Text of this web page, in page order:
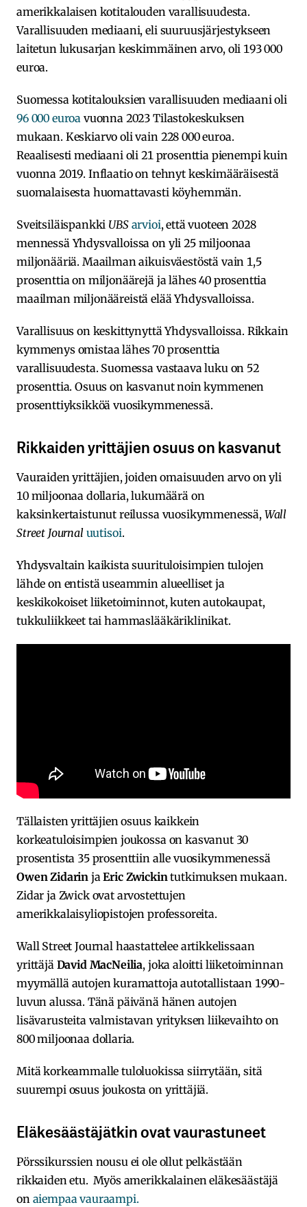
amerikkalaisen kotitalouden varallisuudesta.
Varallisuuden mediaani, eli suuruusjärjestykseen
laitetun lukusarjan keskimmäinen arvo, oli 193 000
euroa.
Suomessa kotitalouksien varallisuuden mediaani oli
96 000 euroa vuonna 2023 Tilastokeskuksen
mukaan. Keskiarvo oli vain 228 000 euroa.
Reaalisesti mediaani oli 21 prosenttia pienempi kuin
vuonna 2019. Inflaatio on tehnyt keskimääräisestä
suomalaisesta huomattavasti köyhemmän.
Sveitsiläispankki UBS arvioi, että vuoteen 2028
mennessä Yhdysvalloissa on yli 25 miljoonaa
miljonääriä. Maailman aikuisväestöstä vain 1,5
prosenttia on miljonäärejä ja lähes 40 prosenttia
maailman miljonääreistä elää Yhdysvalloissa.
Varallisuus on keskittynyttä Yhdysvalloissa. Rikkain
kymmenys omistaa lähes 70 prosenttia
varallisuudesta. Suomessa vastaava luku on 52
prosenttia. Osuus on kasvanut noin kymmenen
prosenttiyksikköä vuosikymmenessä.
Rikkaiden yrittäjien osuus on kasvanut
Vauraiden yrittäjien, joiden omaisuuden arvo on yli
10 miljoonaa dollaria, lukumäärä on
kaksinkertaistunut reilussa vuosikymmenessä, Wall
Street Journal uutisoi.
Yhdysvaltain kaikista suurituloisimpien tulojen
lähde on entistä useammin alueelliset ja
keskikokoiset liiketoiminnot, kuten autokaupat,
tukkuliikkeet tai hammaslääkäriklinikat.
Tällaisten yrittäjien osuus kaikkein
korkeatuloisimpien joukossa on kasvanut 30
prosentista 35 prosenttiin alle vuosikymmenessä
Owen Zidarin jaEric Zwickin tutkimuksen mukaan.
Zidar ja Zwick ovat arvostettujen
amerikkalaisyliopistojen professoreita.
Wall Street Journal haastattelee artikkelissaan
yrittäjä David MacNeilia, joka aloitti liiketoiminnan
myymällä autojen kuramattoja autotallistaan 1990-
luvun alussa. Tänä päivänä hänen autojen
lisävarusteita valmistavan yrityksen liikevaihto on
800 miljoonaa dollaria.
Mitä korkeammalle tuloluokissa siirrytään, sitä
suurempi osuus joukosta on yrittäjiä.
Eläkesäästäjätkin ovat vaurastuneet
Pörssikurssien nousu ei ole ollut pelkästään
rikkaiden etu. Myös amerikkalainen eläkesäästäjä
on aiempaa vauraampi.